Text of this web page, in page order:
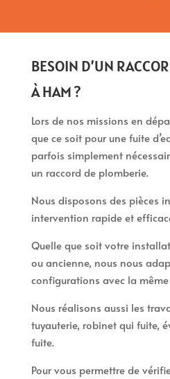
BESOIN D’UN
À HAM ?
Lors de nos missions en
que ce soit pour une fuite
parfois simplement
un raccord de plomberie.
Nous disposons des pièces
intervention rapide et
Quelle que soit votre
ou ancienne, nous nous
configurations avec la
Nous réalisons aussi les
tuyauterie, robinet qui fuite,
fuite.
Pour vous permettre de